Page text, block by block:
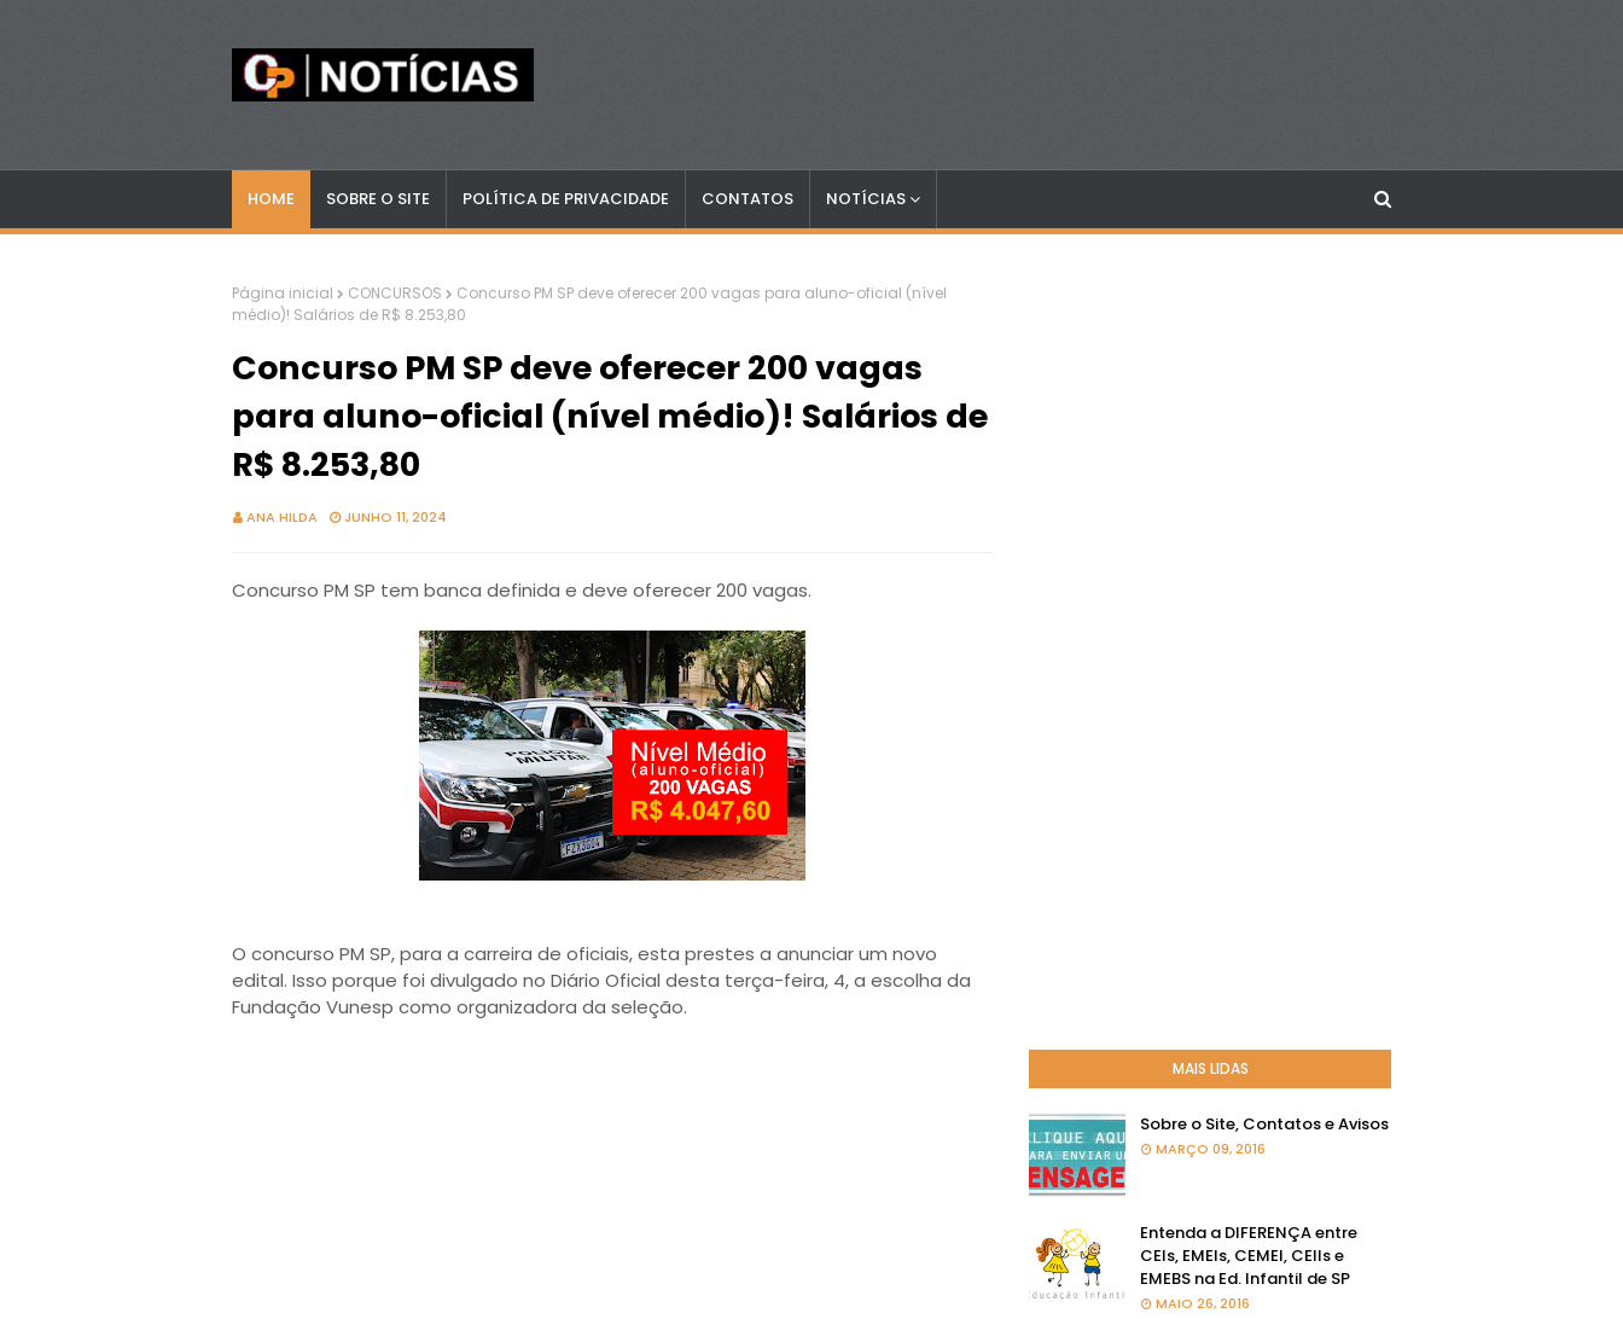
HOME SOBRE O SITE POLÍTICA DE PRIVACIDADE CONTATOS NOTÍCIAS
Página inicial CONCURSOS
Concurso PM SP deve oferecer 200 vagas para aluno-oficial (nível
médio)! Salários de R$ 8.253,80
Concurso PM SP deve oferecer 200 vagas
para aluno-oficial (nível médio)! Salários de
R$ 8.253,80
ANA HILDA JUNHO 11, 2024
Concurso PM SP tem banca definida e deve oferecer 200 vagas.
O concurso PM SP, para a carreira de oficiais, esta prestes a anunciar um novo
edital. Isso porque foi divulgado no Diário Oficial desta terça-feira, 4, a escolha da
Fundação Vunesp como organizadora da seleção.
MAIS LIDAS
Sobre o Site, Contatos e Avisos
MARÇO 09, 2016
Entenda a DIFERENÇA entre
CEIs, EMEIs, CEMEI, CEIIs e
EMEBS na Ed. Infantil de SP
MAIO 26, 2016